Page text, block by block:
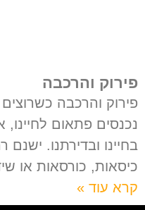
פירוק והרכבה
פירוק והרכבה
נכנסים פתאום לחיינו,
בחיינו ובדירתנו. ישנם
כיסאות, כורסאות או
קרא עוד »